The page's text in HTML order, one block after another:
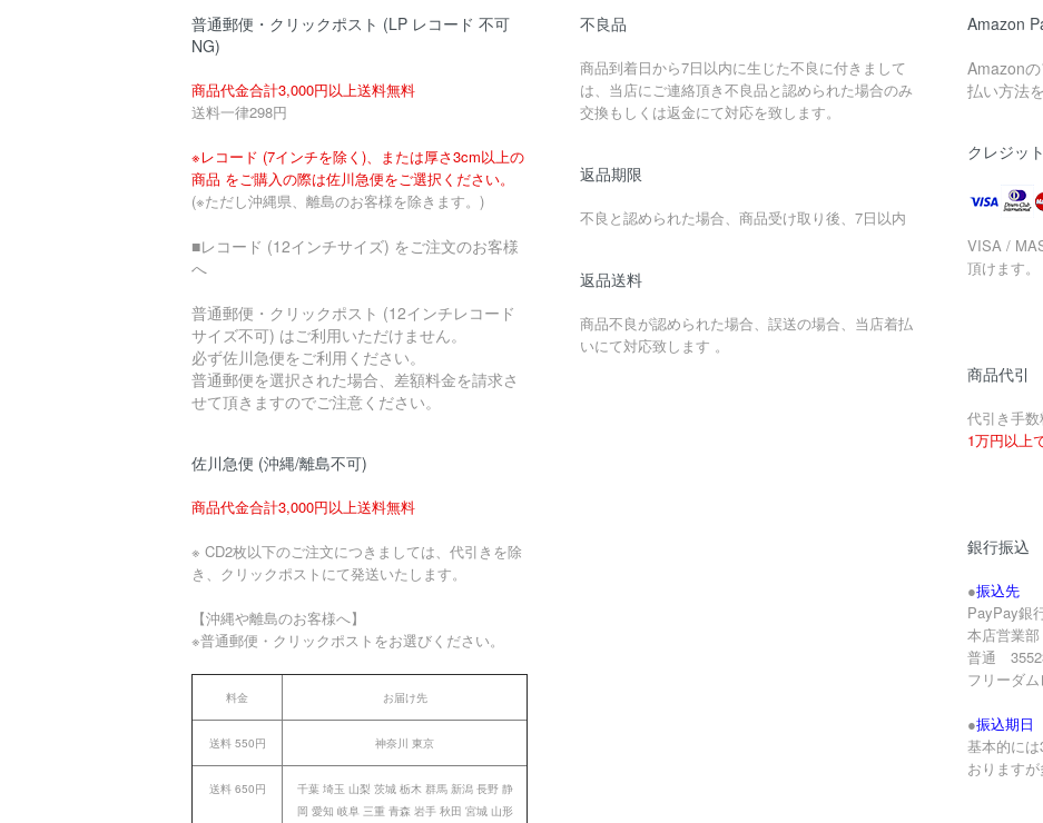
普通郵便・クリックポスト (LP レコード 不可
NG)
商品代金合計3,000円以上送料無料
送料一律298円
※レコード (7インチを除く)、または厚さ3cm以上の
商品 をご購入の際は佐川急便をご選択ください。
(※ただし沖縄県、離島のお客様を除きます。)
■レコード (12インチサイズ) をご注文のお客様
へ
普通郵便・クリックポスト (12インチレコード
サイズ不可) はご利用いただけません。
必ず佐川急便をご利用ください。
普通郵便を選択された場合、差額料金を請求さ
せて頂きますのでご注意ください。
佐川急便 (沖縄/離島不可)
商品代金合計3,000円以上送料無料
※ CD2枚以下のご注文につきましては、代引きを除
き、クリックポストにて発送いたします。
【沖縄や離島のお客様へ】
※普通郵便・クリックポストをお選びください。
料金 お届け先
送料 550円 神奈川 東京
送料 650円
千葉 埼玉 山梨 茨城 栃木 群馬 新潟 長野 静
岡 愛知 岐阜 三重 青森 岩手 秋田 宮城 山形
不良品
商品到着日から7日以内に生じた不良に付きまして
は、当店にご連絡頂き不良品と認められた場合のみ
交換もしくは返金にて対応を致します。
返品期限
不良と認められた場合、商品受け取り後、7日以内
返品送料
商品不良が認められた場合、誤送の場合、当店着払
いにて対応致します 。
Amazon
Amazon
払い方法
クレジッ
VISA /
頂けます。
商品代引
代引き手
1万円以上
銀行振込
●振込先
PayPay銀
本店営業部
普通
フリーダ
●振込期日
基本的に
おりますが